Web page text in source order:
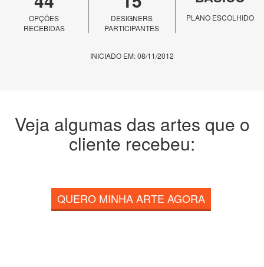
OPÇÕES
RECEBIDAS
DESIGNERS
PARTICIPANTES
PLANO ESCOLHIDO
INICIADO EM: 08/11/2012
Veja algumas das artes que o
cliente recebeu:
QUERO MINHA ARTE AGORA